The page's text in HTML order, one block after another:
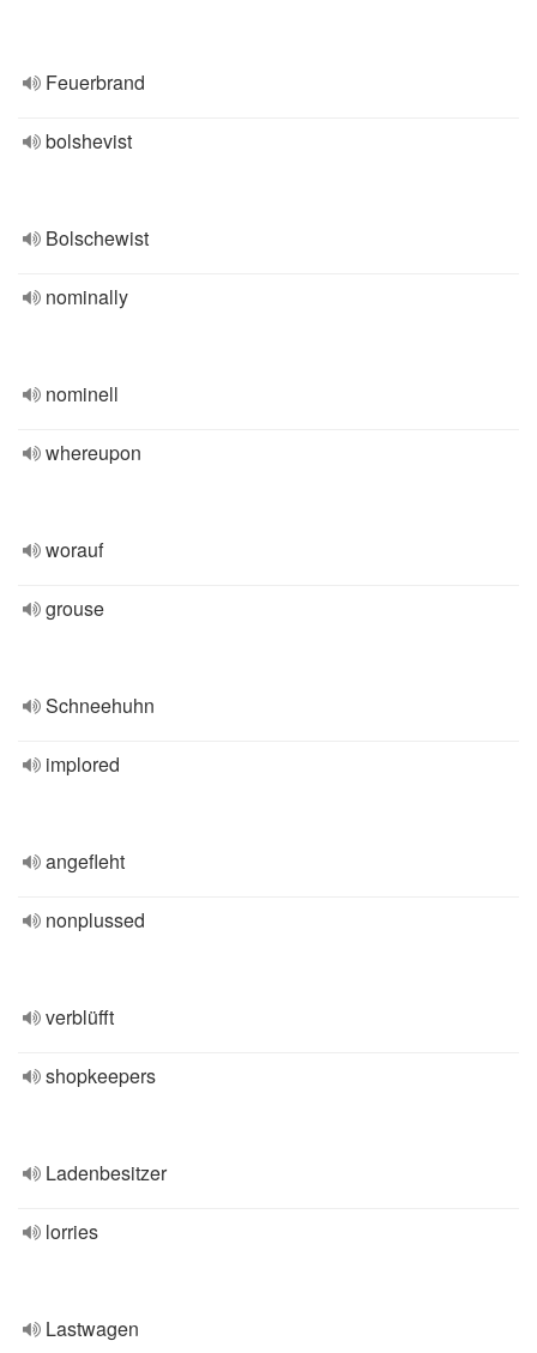
Feuerbrand
bolshevist
Bolschewist
nominally
nominell
whereupon
worauf
grouse
Schneehuhn
implored
angefleht
nonplussed
verblüfft
shopkeepers
Ladenbesitzer
lorries
Lastwagen